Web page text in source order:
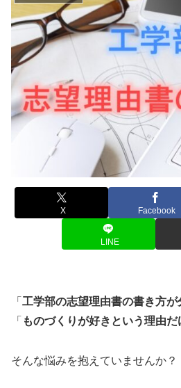
X Facebook
LINE
「 工学部の志望理由書の書き方が
「 ものづくりが好きという理由だ
そんな悩みを抱えていませんか？